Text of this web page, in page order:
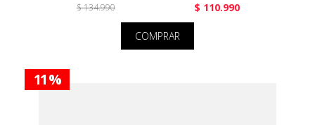
$ 134.990 $ 110.990
COMPRAR
11 %